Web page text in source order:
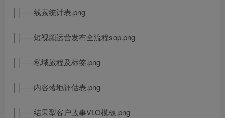
│├──线索统计表.png
│├──短视频运营发布全流程sop.png
│├──私域旅程及标签.png
│├──内容落地评估表.png
│├──结果型客户故事VLO模板.png